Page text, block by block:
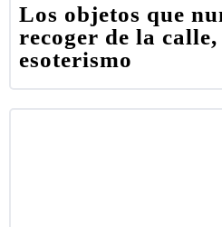
Los objetos que
recoger de la calle,
esoterismo